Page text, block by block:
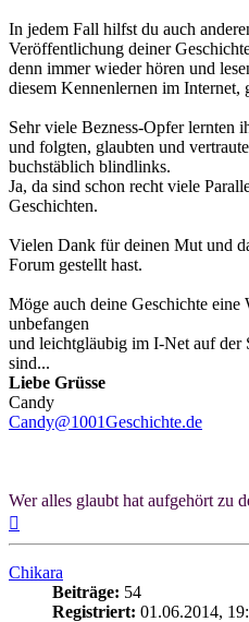
In jedem Fall hilfst du auch
Veröffentlichung deiner
denn immer wieder hören und
diesem Kennenlernen im Internet,
Sehr viele Bezness-Opfer lernten
und folgten, glaubten und
buchstäblich blindlinks.
Ja, da sind schon recht viele
Geschichten.
Vielen Dank für deinen Mut und
Forum gestellt hast.
Möge auch deine Geschichte
unbefangen
und leichtgläubig im I-Net auf der
sind...
Liebe Grüsse
Candy
Candy@1001Geschichte.de
Wer alles glaubt hat aufgehört zu
Chikara
Beiträge: 54
Registriert: 01.06.2014,